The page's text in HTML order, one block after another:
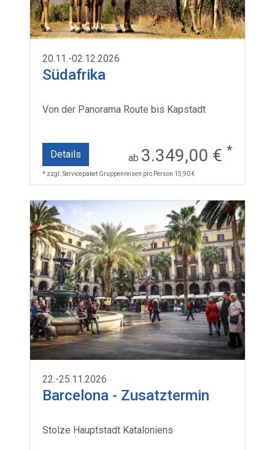
20.11.-02.12.2026
Südafrika
Von der Panorama Route bis Kapstadt
Details ab 3.349,00 € *
* zzgl. Servicepaket Gruppenreisen pro Person 15,90 €
22.-25.11.2026
Barcelona - Zusatztermin
Stolze Hauptstadt Kataloniens